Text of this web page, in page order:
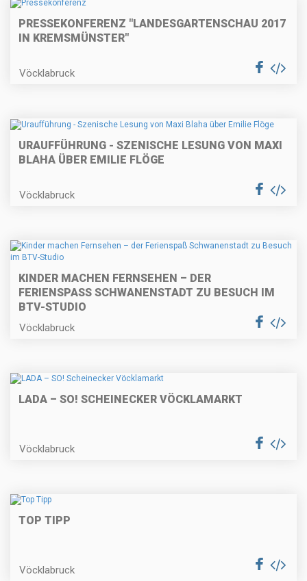
PRESSEKONFERENZ "LANDESGARTENSCHAU 2017
IN KREMSMÜNSTER"
Vöcklabruck
URAUFFÜHRUNG - SZENISCHE LESUNG VON MAXI
BLAHA ÜBER EMILIE FLÖGE
Vöcklabruck
KINDER MACHEN FERNSEHEN – DER
FERIENSPASS SCHWANENSTADT ZU BESUCH IM B
TV-STUDIO
Vöcklabruck
LADA – SO! SCHEINECKER VÖCKLAMARKT
Vöcklabruck
TOP TIPP
Vöcklabruck